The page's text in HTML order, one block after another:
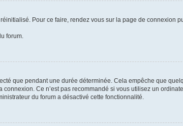
Pour ce faire, rendez vous sur la page de connexion
forum.
que pendant une durée déterminée. Cela empêche que
connexion. Ce n’est pas recommandé si vous utilisez un
du forum a désactivé cette fonctionnalité.